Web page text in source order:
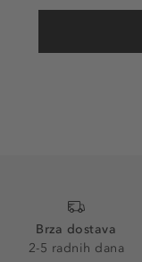
Brza dostava
2-5 radnih dana